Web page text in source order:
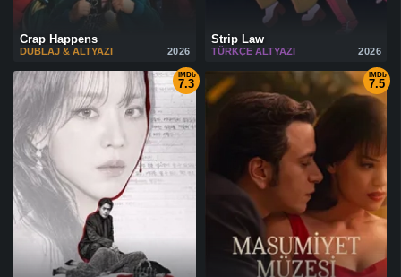
Crap Happens
2026
DUBLAJ & ALTYAZI
Strip Law
2026
TÜRKÇE ALTYAZI
IMDb
7.3
IMDb
7.5